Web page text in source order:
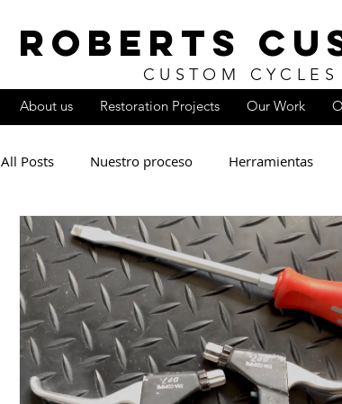
ROBERTS
CUSTOM CYCLES
About us Restoration Projects Our Work
All Posts Nuestro proceso Herramientas
eBay versus la realidad Componentes y